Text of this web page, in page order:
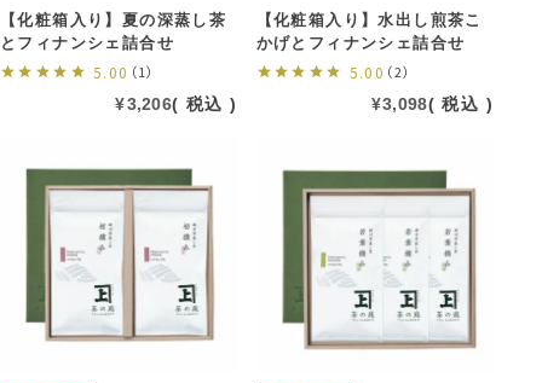
【化粧箱入り】夏の深蒸し茶
とフィナンシェ詰合せ
5.00 （1）
¥3,206 税込
【化粧箱入り】水出し煎茶こ
かげとフィナンシェ詰合せ
5.00 （2）
¥3,098 税込